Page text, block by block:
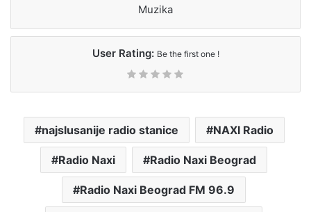
Muzika
User Rating: Be the first one !
najslusanije radio stanice NAXI Radio
Radio Naxi Radio Naxi Beograd
Radio Naxi Beograd FM 96.9